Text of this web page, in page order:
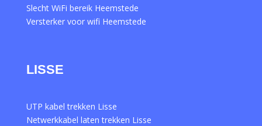
Slecht WiFi bereik Heemstede
Versterker voor wifi Heemstede
LISSE
UTP kabel trekken Lisse
Netwerkkabel laten trekken Lisse